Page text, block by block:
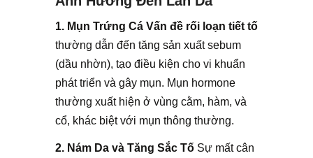
1. Mụn Trứng Cá Vấn đề rối loạn tiết tố
thường dẫn đến tăng sản xuất sebum
(dầu nhờn), tạo điều kiện cho vi khuẩn
phát triển và gây mụn. Mụn hormone
thường xuất hiện ở vùng cằm, hàm, và
cổ, khác biệt với mụn thông thường.
2. Nám Da và Tăng Sắc Tố Sự mất cân